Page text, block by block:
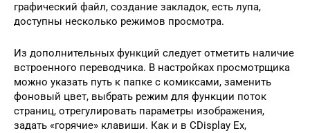
графический файл, создание закладок, есть лупа,
доступны несколько режимов просмотра.
Из дополнительных функций следует отметить наличие
встроенного переводчика. В настройках просмотрщика
можно указать путь к папке с комиксами, заменить
фоновый цвет, выбрать режим для функции поток
страниц, отрегулировать параметры изображения,
задать «горячие» клавиши. Как и в CDisplay Ex,